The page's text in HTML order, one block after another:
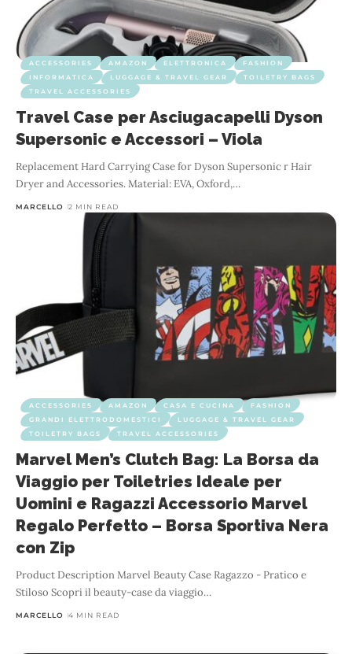
ACCESSORIES AMAZON ELETTRONICA
FASHION
INFORMATICA
LUGGAGE & TRAVEL GEAR
TOILETRY BAGS
TRAVEL ACCESSORIES
Travel Case per Asciugacapelli Dyson
Supersonic e Accessori – Viola
Replacement Hard Carrying Case for Dyson Supersonic r Hair
Dryer and Accessories. Material: EVA, Oxford,…
MARCELLO 2 MIN READ
ACCESSORIES AMAZON CASA E CUCINA
FASHION
GRANDI ELETTRODOMESTICI
LUGGAGE & TRAVEL GEAR
TOILETRY BAGS
TRAVEL ACCESSORIES
Marvel Men’s Clutch Bag: La Borsa da
Viaggio per Toiletries Ideale per
Uomini e Ragazzi Accessorio Marvel
Regalo Perfetto – Borsa Sportiva Nera
con Zip
Product Description Marvel Beauty Case Ragazzo - Pratico e
Stiloso Scopri il beauty-case da viaggio…
MARCELLO 4 MIN READ